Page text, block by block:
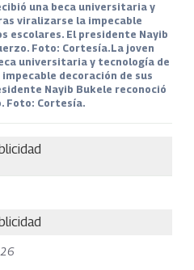
una beca universitaria y
viralizarse la impecable
escolares. El presidente Nayib
Foto: Cortesía.La joven
universitaria y tecnología de
decoración de sus
Nayib Bukele reconoció
Foto: Cortesía.